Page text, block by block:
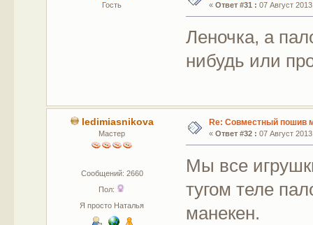
Гость « Ответ #31 : 07 Август
Леночка, а
нибудь или
ledimiasnikova
Мастер
Сообщений: 2660
Пол:
Я просто Наталья
Re: Совместный пошив
« Ответ #32 : 07 Август
Мы все
тугом теле
манекен.